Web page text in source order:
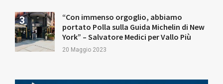
“Con immenso orgoglio, abbiamo
portato Polla sulla Guida Michelin di New
York” – Salvatore Medici per Vallo Più
20 Maggio 2023